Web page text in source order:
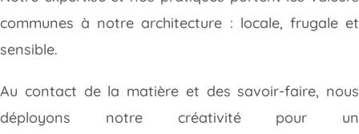
communes à notre architecture : locale, frugale et
sensible.
Au contact de la matière et des savoir-faire, nous
déployons notre créativité pour un